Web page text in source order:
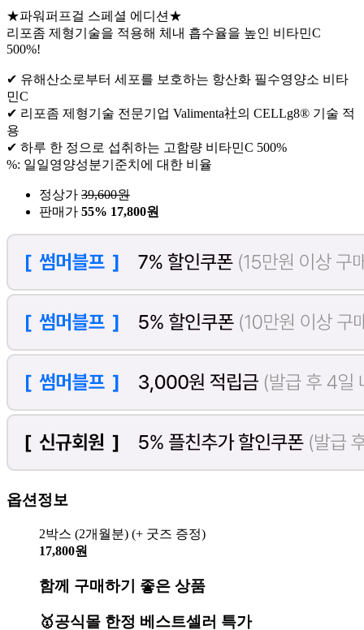
★파워퍼프걸 스페셜 에디션★
리포좀 제형기술을 적용해 체내 흡수율을 높인 비타민C
500%!
✔ 유해산소로부터 세포를 보호하는 항산화 필수영양소 비타
민C
✔ 리포좀 제형기술 전문기업 Valimenta社의 CELLg8® 기술 적
용
✔ 하루 한 정으로 섭취하는 고함량 비타민C 500%
%: 일일영양성분기준치에 대한 비율
정상가 39,600원
판매가 55% 17,800원
옵션정보
2박스 (2개월분) (+ 굿즈 증정)
17,800원
함께 구매하기 좋은 상품
🥇공식몰 한정 베스트셀러 특가